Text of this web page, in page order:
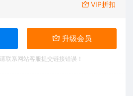
VIP折扣
升级会员
联系网站客服提交链接错误！